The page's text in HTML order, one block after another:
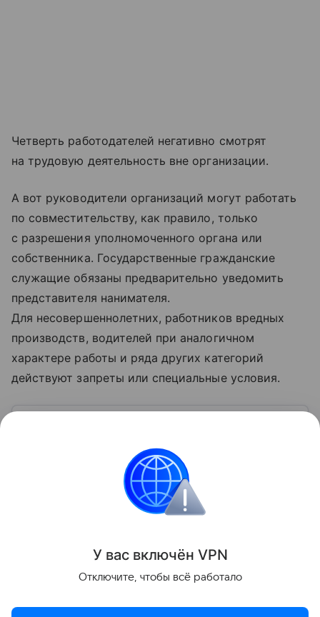
Четверть работодателей негативно смотрят
на трудовую деятельность вне организации.
А вот руководители организаций могут работать
по совместительству, как правило, только
с разрешения уполномоченного органа или
собственника. Государственные гражданские
служащие обязаны предварительно уведомить
представителя нанимателя.
Для несовершеннолетних, работников вредных
производств, водителей при аналогичном
характере работы и ряда других категорий
действуют запреты или специальные условия.
Рассказываем, что такое доход, какие бывают виды
и источники поступлений, а также какие активы
нельзя отнести к доходам.
Поделиться
У вас включён VPN
Отключите, чтобы всё работало